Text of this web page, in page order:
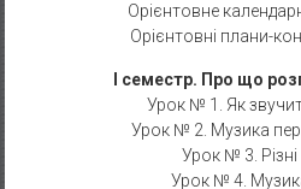
Орієнтовне
Орієнтовні плани-
І семестр. Про що
Урок № 1. Як
Урок № 2. Музика
Урок № 3.
Урок № 4.